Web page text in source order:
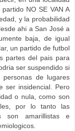
NO SE VAN A
y la probabilidad
ahi a San José a
baja, de igual
un partido de futbol
partes del pais para
ser suspendido si
de lugares
ser insidencial. Pero
o nula, como son
por lo tanto las
son amarillistas e